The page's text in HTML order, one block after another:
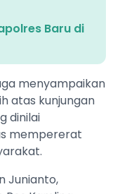
Baru di
menyampaikan
atas kunjungan
dinilai
mempererat
Junianto,